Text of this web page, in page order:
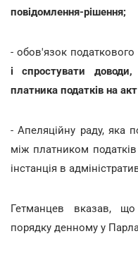
повідомлення-рішення;
- обов'язок
і спростувати
платника податків на
- Апеляційну раду, яка
між платником
інстанція в
Гетманцев вказав,
порядку денному у